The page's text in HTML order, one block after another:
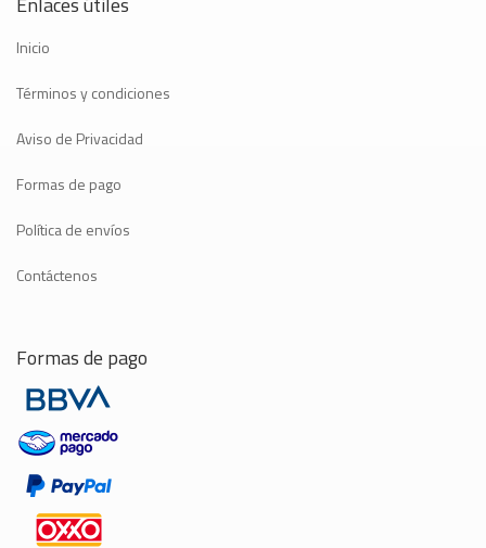
Inicio
Términos y condiciones
Aviso de Privacidad
Formas de pago
Política de envíos
Contáctenos
Formas de pago